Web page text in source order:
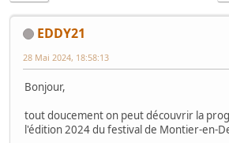
EDDY21
28 Mai 2024, 18:58:13
Bonjour,
tout doucement on peut découvrir la
l'édition 2024 du festival de Montier-en-